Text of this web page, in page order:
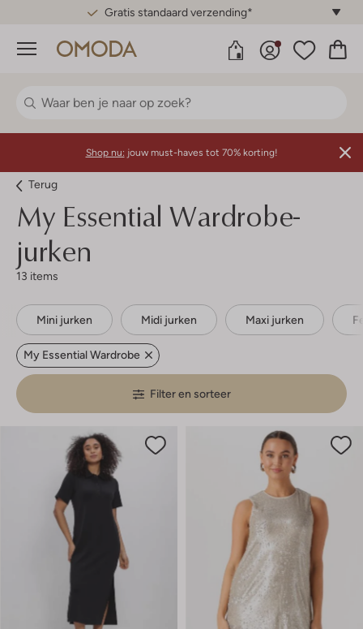
Gratis standaard verzending*
Menu
Shop nu: jouw must-haves tot 70% korting!
Terug
My Essential Wardrobe-
jurken
13 items
Mini jurken Midi jurken Maxi jurken
My Essential Wardrobe
Filter en sorteer